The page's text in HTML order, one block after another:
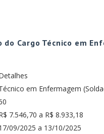
do Cargo Técnico em
em Enfermagem
7.546,70 a R$ 8.933,18
09/2025 a 13/10/2025